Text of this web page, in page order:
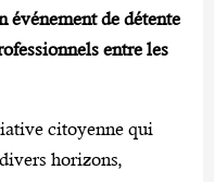
événement de détente
entre les
citoyenne qui
horizons,